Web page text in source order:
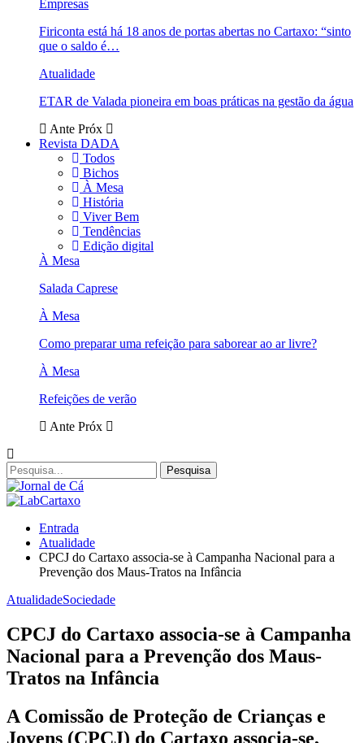
Empresas
Firiconta está há 18 anos de portas abertas no Cartaxo: “sinto
que o saldo é…
Atualidade
ETAR de Valada pioneira em boas práticas na gestão da água
Ante Próx
Revista DADA
Todos
Bichos
À Mesa
História
Viver Bem
Tendências
Edição digital
À Mesa
Salada Caprese
À Mesa
Como preparar uma refeição para saborear ao ar livre?
À Mesa
Refeições de verão
Ante Próx
Entrada
Atualidade
CPCJ do Cartaxo associa-se à Campanha Nacional para a
Prevenção dos Maus-Tratos na Infância
AtualidadeSociedade
CPCJ do Cartaxo associa-se à Campanha
Nacional para a Prevenção dos Maus-
Tratos na Infância
A Comissão de Proteção de Crianças e
Jovens (CPCJ) do Cartaxo associa-se,